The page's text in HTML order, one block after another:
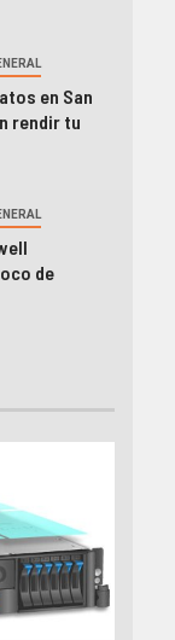
en San
rendir tu
de